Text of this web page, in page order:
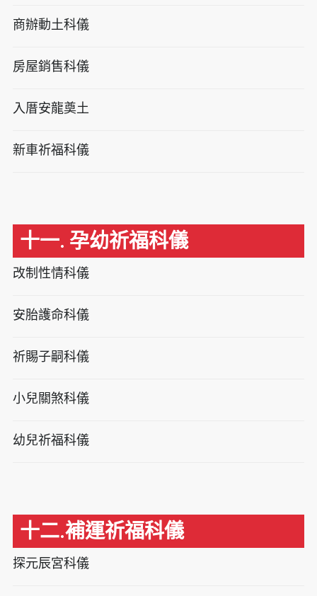
商辦動土科儀
房屋銷售科儀
入厝安龍奠土
新車祈福科儀
十一. 孕幼祈福科儀
改制性情科儀
安胎護命科儀
祈賜子嗣科儀
小兒關煞科儀
幼兒祈福科儀
十二.補運祈福科儀
探元辰宮科儀